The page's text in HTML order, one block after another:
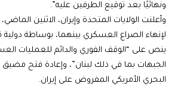
ونهائيًا بعد توقيع الطرفين عليه”.
وأعلنت الولايات المتحدة وإيران، الاثنين
لإنهاء الصراع العسكري بينهما، بوساطة دولية
ينص على “الوقف الفوري والدائم للعمليات
الجبهات بما في ذلك لبنان”، وإعادة فتح مضيق
البحري الأمريكي المفروض على إيران.